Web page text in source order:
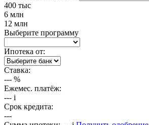
400 тыс
6 млн
12 млн
Выберите программу
Ипотека от:
Ставка:
--- %
Ежемес. платёж:
--- i
Срок кредита:
---